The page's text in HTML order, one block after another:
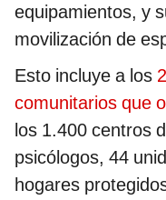
equipamientos, y
movilización de
Esto incluye a los
comunitarios que
los 1.400 centros
psicólogos, 44
hogares